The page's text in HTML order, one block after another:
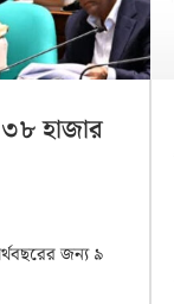
হাজার
জন্য ৯